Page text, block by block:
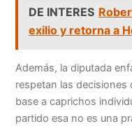
DE INTERES
exilio y retorna a
Además, la diputada
respetan las decisiones
base a caprichos
partido esa no es una